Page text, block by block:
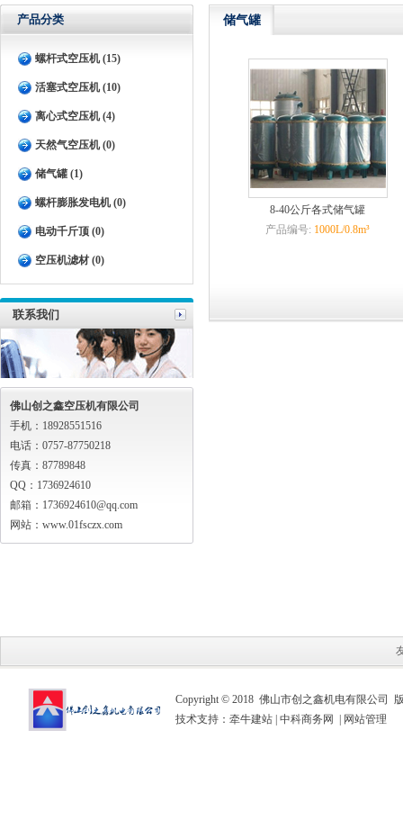
产品分类
螺杆式空压机 (15)
活塞式空压机 (10)
离心式空压机 (4)
天然气空压机 (0)
储气罐 (1)
螺杆膨胀发电机 (0)
电动千斤顶 (0)
空压机滤材 (0)
联系我们
佛山创之鑫空压机有限公司
手机：18928551516
电话：0757-87750218
传真：87789848
QQ：1736924610
邮箱：1736924610@qq.com
网站：www.01fsczx.com
储气罐
8-40公斤各式储气罐
产品编号: 1000L/0.8m³
Copyright © 2018 佛山市创之鑫机电有限公司
技术支持： 牵牛建站 中科商务网 网站管理